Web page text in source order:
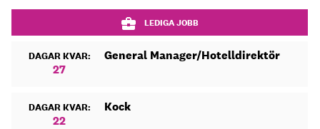
LEDIGA JOBB
DAGAR KVAR:
27
General Manager/Hotelldirektör
DAGAR KVAR:
22
Kock